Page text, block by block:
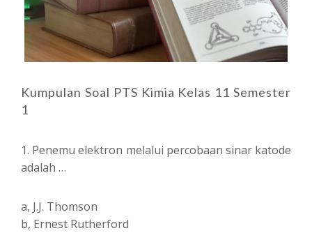
Kumpulan Soal PTS Kimia Kelas 11 Semester
1
1. Penemu elektron melalui percobaan sinar katode
adalah …
a, J.J. Thomson
b, Ernest Rutherford